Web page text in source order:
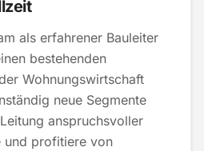
als erfahrener Bauleiter
bestehenden
Wohnungswirtschaft
neue Segmente
anspruchsvoller
und profitiere von